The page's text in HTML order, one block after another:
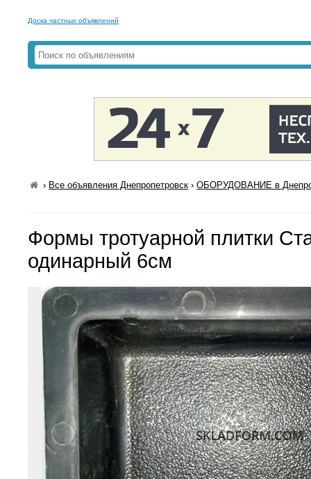
Доска частных объявлений
› Все объявления Днепропетровск ›ОБОРУДОВАНИЕ в
Формы тротуарной плитки
одинарный 6см